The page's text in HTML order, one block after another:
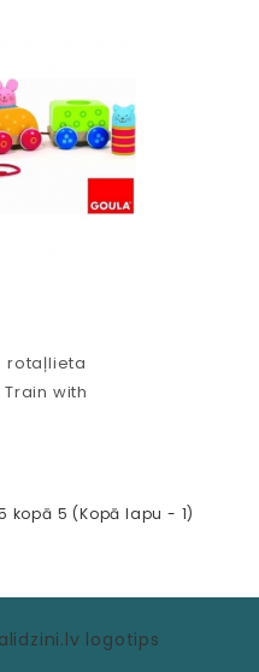
rotaļlieta
with
kopā 5 (Kopā lapu - 1)